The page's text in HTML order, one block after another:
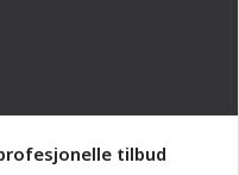
tilbud